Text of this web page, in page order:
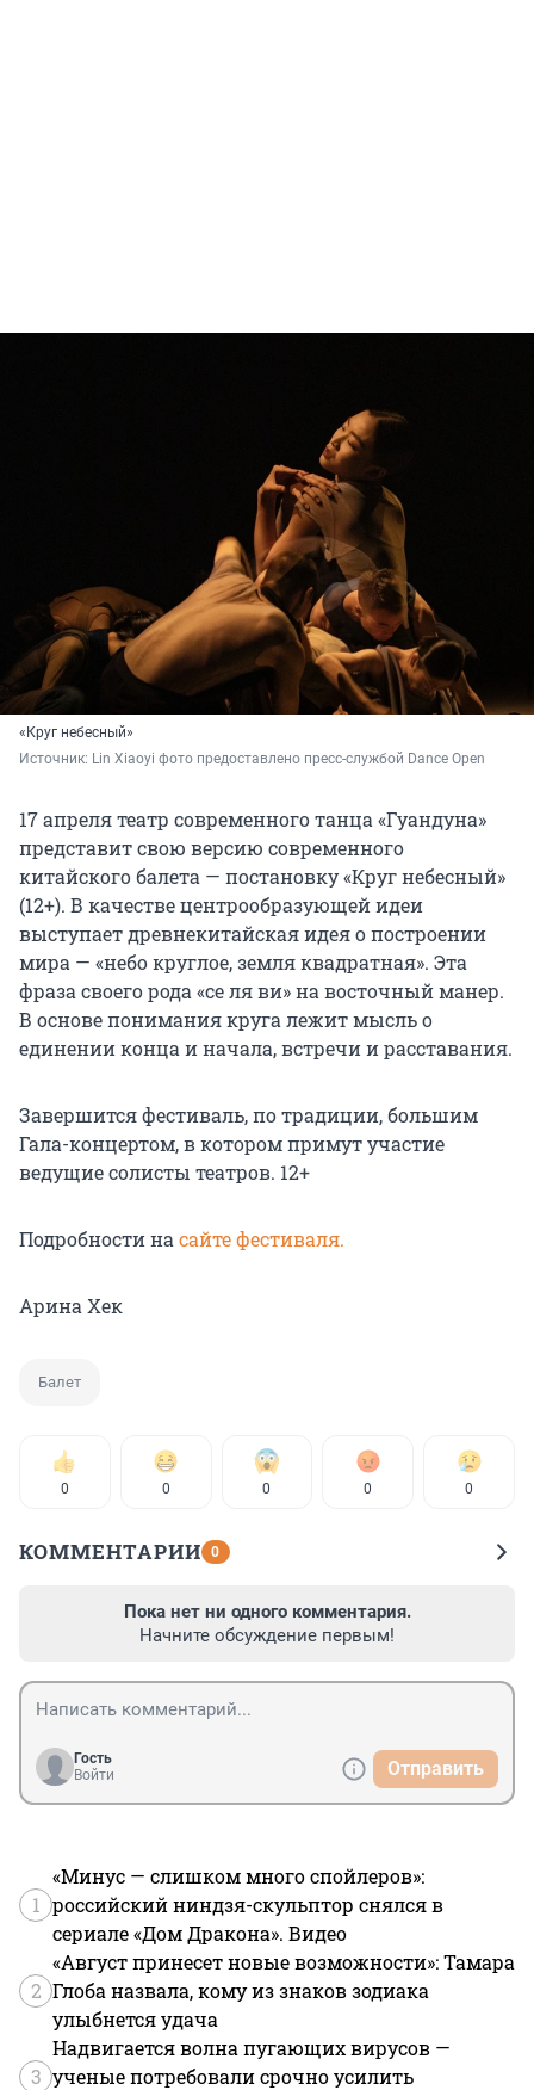
«Круг небесный»
Источник: Lin Xiaoyi фото предоставлено пресс-службой Dance Open
17 апреля театр современного танца «Гуандуна»
представит свою версию современного
китайского балета — постановку «Круг небесный»
(12+). В качестве центрообразующей идеи
выступает древнекитайская идея о построении
мира — «небо круглое, земля квадратная». Эта
фраза своего рода «се ля ви» на восточный манер.
В основе понимания круга лежит мысль о
единении конца и начала, встречи и расставания.
Завершится фестиваль, по традиции, большим
Гала-концертом, в котором примут участие
ведущие солисты театров. 12+
Подробности на сайте фестиваля.
Арина Хек
Балет
0 0 0 0 0
КОММЕНТАРИИ 0
Пока нет ни одного комментария.
Начните обсуждение первым!
Гость
Войти
Отправить
1
«Минус — слишком много спойлеров»:
российский ниндзя-скульптор снялся в
сериале «Дом Дракона». Видео
2
«Август принесет новые возможности»: Тамара
Глоба назвала, кому из знаков зодиака
улыбнется удача
3
Надвигается волна пугающих вирусов —
ученые потребовали срочно усилить